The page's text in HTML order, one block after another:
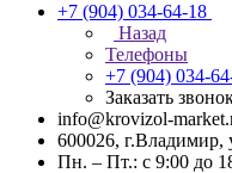
+7 (904) 034-64-18
Назад
Телефоны
+7 (904) 034-
Заказать
info@krovizol-
600026, г.Владимир,
Пн. – Пт.: с 9:00 до